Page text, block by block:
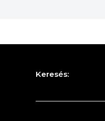
Keresés: